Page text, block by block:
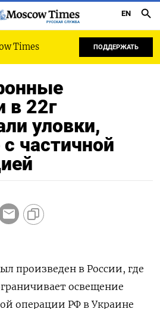
РУССКАЯ СЛУЖБА
EN
Times ПОДДЕРЖАТЬ
в 22г
уловки,
частичной
произведен в России, где
освещение
операции РФ в Украине